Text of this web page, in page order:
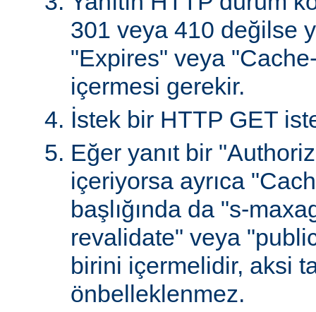
301 veya 410 değilse
"Expires" veya
içermesi gerekir.
İstek bir HTTP GET
Eğer yanıt bir
içeriyorsa ayrıca
başlığında da "s-
revalidate" veya
birini içermelidir, aksi
önbelleklenmez.